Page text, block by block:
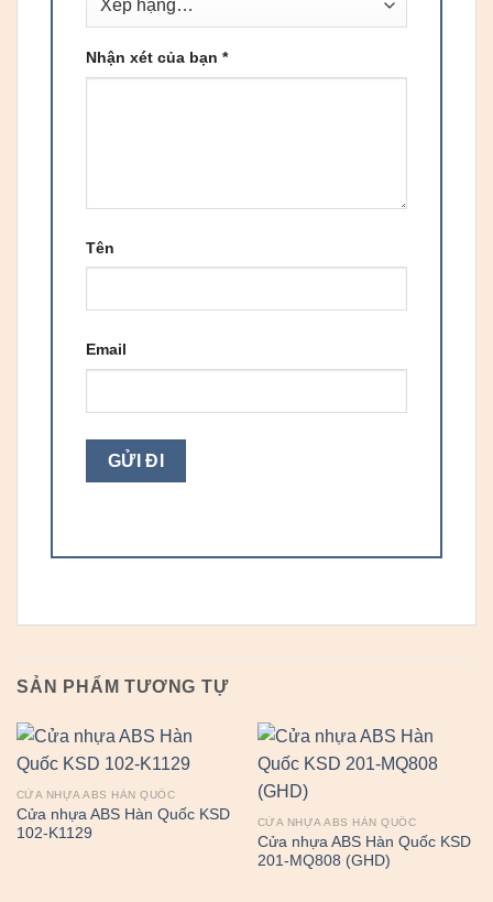
Nhận xét của bạn *
Tên
Email
SẢN PHẨM TƯƠNG TỰ
CỬA NHỰA ABS HÀN QUỐC
Cửa nhựa ABS Hàn Quốc KSD
102-K1129
CỬA NHỰA ABS HÀN QUỐC
Cửa nhựa ABS Hàn Quốc KSD
201-MQ808 (GHD)